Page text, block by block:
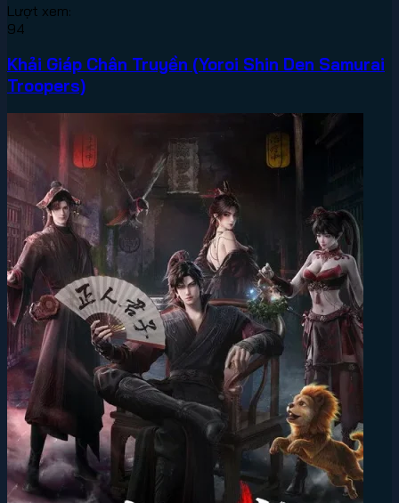
Lượt xem:
94
Khải Giáp Chân Truyền (Yoroi Shin Den Samurai
Troopers)